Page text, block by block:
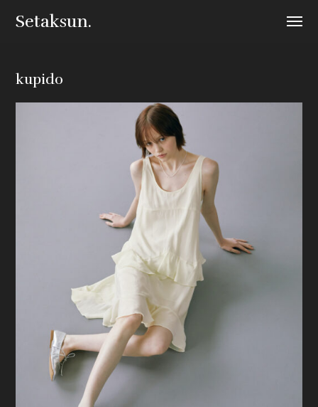
Setaksun.
kupido